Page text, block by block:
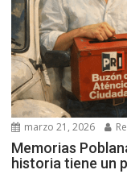
marzo 21, 2026
Memorias
historia tiene un